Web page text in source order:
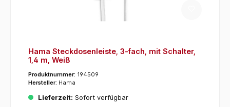
Hama Steckdosenleiste, 3-fach, mit Schalter,
1,4 m, Weiß
Produktnummer: 194509
Hersteller: Hama
Lieferzeit: Sofort verfügbar